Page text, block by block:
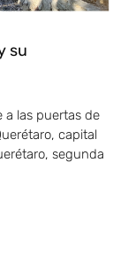
su
a las puertas de
capital
segunda